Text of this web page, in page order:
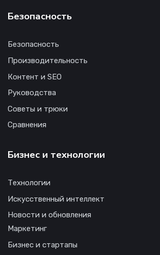
Безопасность
Безопасность
Производительность
Контент и SEO
Руководства
Советы и трюки
Сравнения
Бизнес и технологии
Технологии
Искусственный интеллект
Новости и обновления
Маркетинг
Бизнес и стартапы